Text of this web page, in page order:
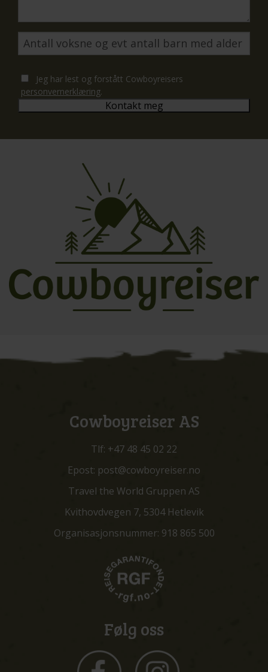
Jeg har lest og forstått Cowboyreisers
personvernerklæring.
Cowboyreiser AS
Tlf: +47 48 45 02 22
Epost: post@cowboyreiser.no
Travel the World Gruppen AS
Kvithovdvegen 7, 5304 Hetlevik
Organisasjonsnummer: 918 865 500
Følg oss